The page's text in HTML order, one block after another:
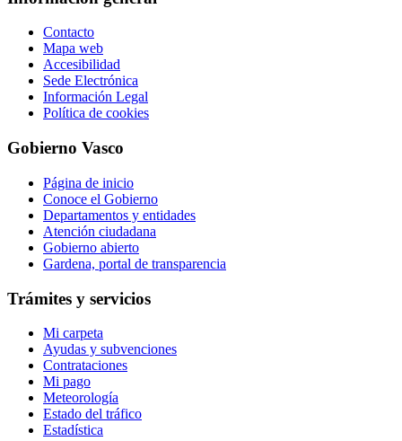
Contacto
Mapa web
Accesibilidad
Sede Electrónica
Información Legal
Política de cookies
Gobierno Vasco
Página de inicio
Conoce el Gobierno
Departamentos y entidades
Atención ciudadana
Gobierno abierto
Gardena, portal de transparencia
Trámites y servicios
Mi carpeta
Ayudas y subvenciones
Contrataciones
Mi pago
Meteorología
Estado del tráfico
Estadística